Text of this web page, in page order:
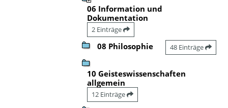
06 Information und
Dokumentation
2 Einträge
08 Philosophie 48 Einträge
10 Geisteswissenschaften
allgemein
12 Einträge